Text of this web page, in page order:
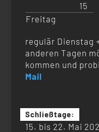
15
Freitag
regulär Dienstag
anderen Tagen
kommen und
Mail
Schließtage:
15. bis 22. Mai